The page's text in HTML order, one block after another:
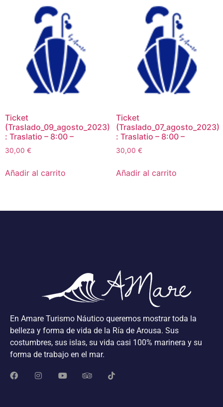
Ticket
(Traslado_09_agosto_2023)
: Traslatio – 8:00 –
30,00 €
Añadir al carrito
Ticket
(Traslado_07_agosto_2023)
: Traslatio – 8:00 –
30,00 €
Añadir al carrito
En Amare Turismo Náutico queremos mostrar toda la
belleza y forma de vida de la Ría de Arousa. Sus
costumbres, sus islas, su vida casi 100% marinera y su
forma de trabajo en el mar.